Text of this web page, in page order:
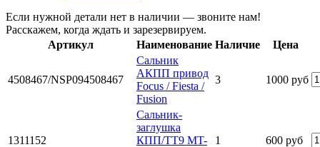
Если нужной детали нет в наличии — звоните нам!
Расскажем, когда ждать и зарезервируем.
Артикул
Наименование Наличие Цена
4508467/NSP094508467
Сальник
АКПП привод
Focus / Fiesta /
Fusion
3 1000 руб
1311152
Сальник-
заглушка
КПП/TT9 MT-
1 600 руб